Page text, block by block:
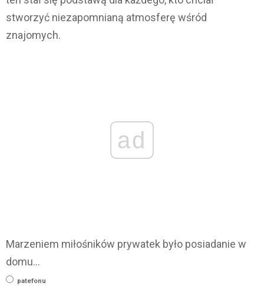
stworzyć niezapomnianą atmosferę wśród
znajomych.
ad
Marzeniem miłośników prywatek było posiadanie w
domu…
patefonu